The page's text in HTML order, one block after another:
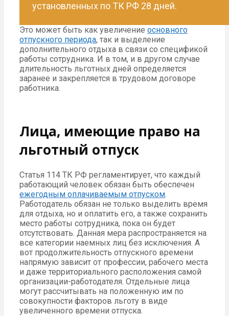
установленных по ТК РФ 28 дней.
Это может быть как увеличение основного
отпускного периода, так и выделение
дополнительного отдыха в связи со спецификой
работы сотрудника. И в том, и в другом случае
длительность льготных дней определяется
заранее и закрепляется в трудовом договоре
работника.
Лица, имеющие право на
льготный отпуск
Статья 114 ТК РФ регламентирует, что каждый
работающий человек обязан быть обеспечен
ежегодным оплачиваемым отпуском
Работодатель обязан не только выделить время
для отдыха, но и оплатить его, а также сохранить
место работы сотрудника, пока он будет
отсутствовать. Данная мера распространяется на
все категории наемных лиц без исключения. А
вот продолжительность отпускного времени
напрямую зависит от профессии, рабочего места
и даже территориального расположения самой
организации-работодателя. Отдельные лица
могут рассчитывать на положенную им по
совокупности факторов льготу в виде
увеличенного времени отпуска.